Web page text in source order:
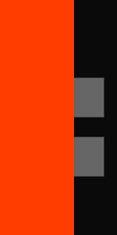
already
for